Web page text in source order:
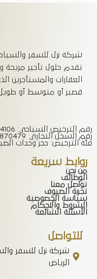
شركة نزل للسفر
تقدم حلول تأجير
العقارات والمستأجرين
قصير أو متوسط أو طويل
رقم الترخيص السياحي: 73104106
رقم السجل التجاري: 1010870479
فئة الترخيص: حجز وحدات
روابط سريعة
من نحن
الوظائف
تواصل معنا
تجربة الضيوف
سياسة الخصوصية
الشروط والاحكام
الأسئلة الشائعة
للتواصل
شركة نزل للسفر
الرياض